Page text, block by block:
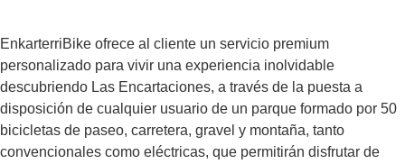
EnkarterriBike ofrece al cliente un servicio premium
personalizado para vivir una experiencia inolvidable
descubriendo Las Encartaciones, a través de la puesta a
disposición de cualquier usuario de un parque formado por 50
bicicletas de paseo, carretera, gravel y montaña, tanto
convencionales como eléctricas, que permitirán disfrutar de